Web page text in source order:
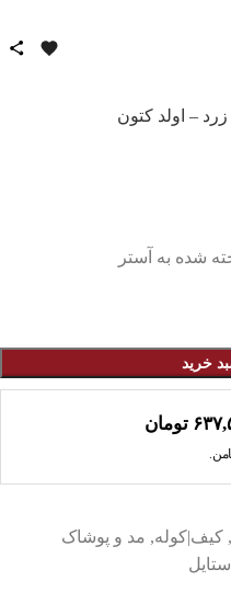
– اولد کتون
شده به آستر
خرید
تومان
, کیف|کوله, مد و پوشاک